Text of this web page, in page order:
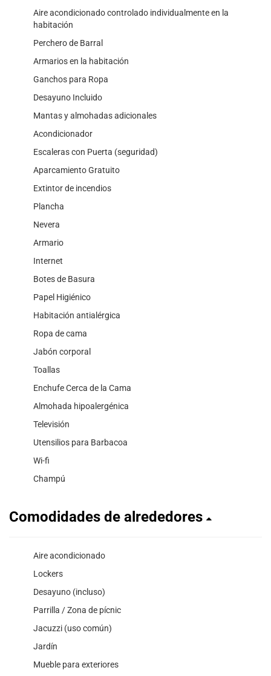
Aire acondicionado controlado individualmente en la
habitación
Perchero de Barral
Armarios en la habitación
Ganchos para Ropa
Desayuno Incluido
Mantas y almohadas adicionales
Acondicionador
Escaleras con Puerta (seguridad)
Aparcamiento Gratuito
Extintor de incendios
Plancha
Nevera
Armario
Internet
Botes de Basura
Papel Higiénico
Habitación antialérgica
Ropa de cama
Jabón corporal
Toallas
Enchufe Cerca de la Cama
Almohada hipoalergénica
Televisión
Utensilios para Barbacoa
Wi-fi
Champú
Comodidades de alrededores
Aire acondicionado
Lockers
Desayuno (incluso)
Parrilla / Zona de pícnic
Jacuzzi (uso común)
Jardín
Mueble para exteriores